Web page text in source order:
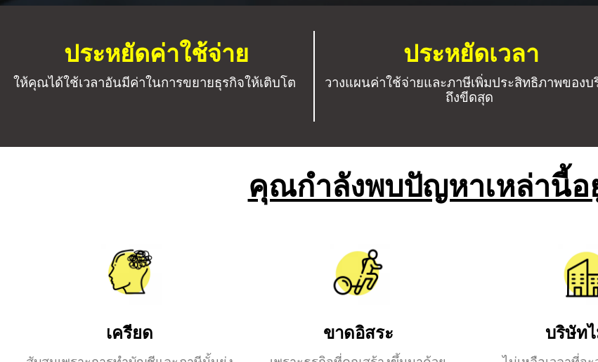
ประหยัดค่าใช้จ่าย
ให้คุณได้ใช้เวลาอันมีค่าในการขยายธุรกิจให้เติบโต
ประหยัดเวลา
วางแผนค่าใช้จ่ายและภาษีเพิ่มประสิทธิภาพของบ
ถึงขีดสุด
คุณกำลังพบปัญหาเหล่านี้อ
เครียด ขาดอิสระ บริษัท